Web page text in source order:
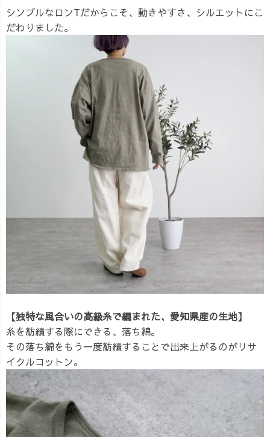
シンプルなロンTだからこそ、動きやすさ、シルエットにこ
だわりました。
【独特な風合いの高級糸で編まれた、愛知県産の生地】
糸を紡績する際にできる、落ち綿。
その落ち綿をもう一度紡績することで出来上がるのがリサ
イクルコットン。